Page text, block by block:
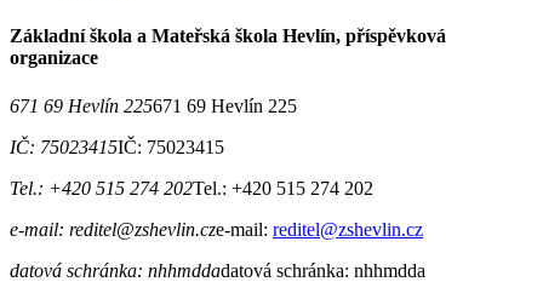
Základní škola a Mateřská škola Hevlín, příspěvková
organizace
671 69 Hevlín 225671 69 Hevlín 225
IČ: 75023415IČ: 75023415
Tel.: +420 515 274 202Tel.: +420 515 274 202
e-mail: reditel@zshevlin.cze-mail: reditel@zshevlin.cz
datová schránka: nhhmddadatová schránka: nhhmdda